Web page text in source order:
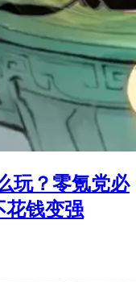
玩？零氪党必
花钱变强